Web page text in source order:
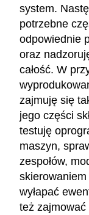
system.
potrzebne
odpowiednie
oraz
całość. W
zajmuję się
jego części
testuję
maszyn,
zespołów,
wyłapać
też zajmować